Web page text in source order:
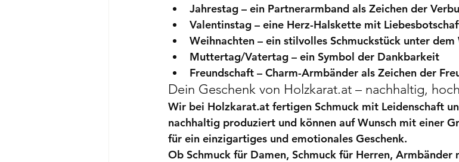
Jahrestag – ein Partnerarmband als Zeichen der
Valentinstag – eine Herz-Halskette mit
Weihnachten – ein stilvolles Schmuckstück unter dem
Muttertag/Vatertag – ein Symbol der Dankbarkeit
Freundschaft – Charm-Armbänder als Zeichen der
Dein Geschenk von Holzkarat.at – nachhaltig,
Wir bei Holzkarat.at fertigen Schmuck mit Leidenschaft
nachhaltig produziert und können auf Wunsch mit einer
für ein einzigartiges und emotionales Geschenk.
Ob Schmuck für Damen, Schmuck für Herren, Armbänder